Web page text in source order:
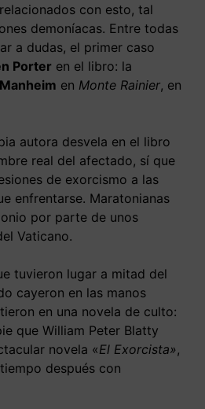
con esto, tal
demoníacas. Entre todas
a dudas, el primer caso
Porter en el libro: la
en Monte Rainier, en
autora desvela en el libro
real del afectado, sí que
de exorcismo a las
enfrentarse. Maratonianas
por parte de unos
Vaticano.
tuvieron lugar a mitad del
cayeron en las manos
en una novela de culto:
que William Peter Blatty
novela «El Exorcista»,
después con